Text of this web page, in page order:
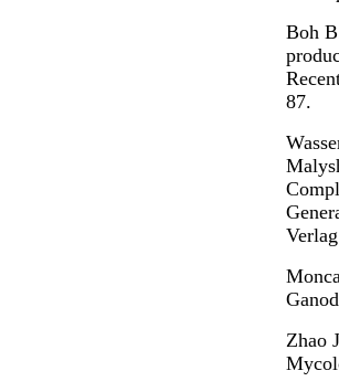
Boh
87.
Zhao